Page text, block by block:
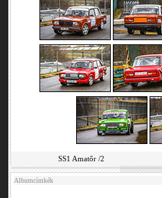
SS1 Amatőr /2
Albumcímkék